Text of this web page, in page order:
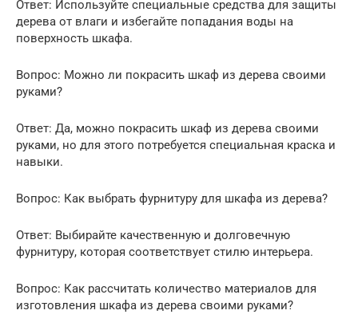
Ответ: Используйте специальные средства для защиты
дерева от влаги и избегайте попадания воды на
поверхность шкафа.
Вопрос: Можно ли покрасить шкаф из дерева своими
руками?
Ответ: Да, можно покрасить шкаф из дерева своими
руками, но для этого потребуется специальная краска и
навыки.
Вопрос: Как выбрать фурнитуру для шкафа из дерева?
Ответ: Выбирайте качественную и долговечную
фурнитуру, которая соответствует стилю интерьера.
Вопрос: Как рассчитать количество материалов для
изготовления шкафа из дерева своими руками?